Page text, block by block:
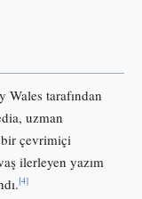
tarafından
uzman
bir çevrimiçi
ilerleyen yazım
[4]